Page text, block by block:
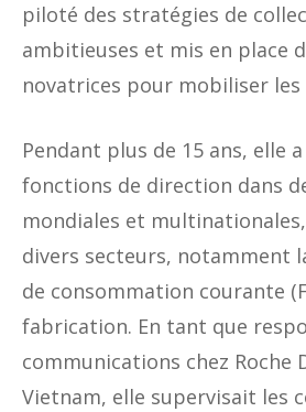
piloté des stratégies de
ambitieuses et mis en place
novatrices pour mobiliser les
Pendant plus de 15 ans, elle
fonctions de direction dans
mondiales et
divers secteurs, notamment
de consommation courante
fabrication. En tant que
communications chez Roche
Vietnam, elle supervisait les